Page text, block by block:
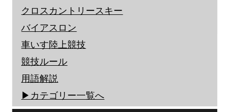
クロスカントリースキー
バイアスロン
車いす陸上競技
競技ルール
用語解説
▶︎カテゴリー一覧へ